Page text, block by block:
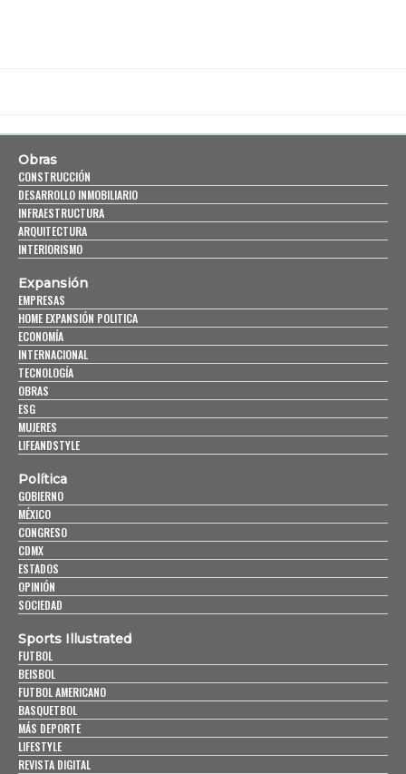
Obras
CONSTRUCCIÓN
DESARROLLO INMOBILIARIO
INFRAESTRUCTURA
ARQUITECTURA
INTERIORISMO
Expansión
EMPRESAS
HOME EXPANSIÓN POLITICA
ECONOMÍA
INTERNACIONAL
TECNOLOGÍA
OBRAS
ESG
MUJERES
LIFEANDSTYLE
Política
GOBIERNO
MÉXICO
CONGRESO
CDMX
ESTADOS
OPINIÓN
SOCIEDAD
Sports Illustrated
FUTBOL
BEISBOL
FUTBOL AMERICANO
BASQUETBOL
MÁS DEPORTE
LIFESTYLE
REVISTA DIGITAL